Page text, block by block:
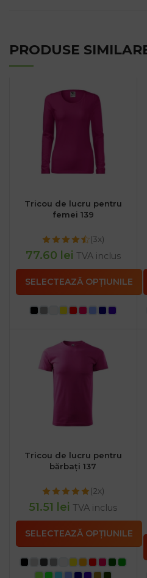
PRODUSE
Tricou de lucru pentru
femei 139
(3x)
77.60 lei TVA inclus
SELECTEAZĂ OPȚIUNILE
Tricou de lucru pentru
bărbați 137
(2x)
51.51 lei TVA inclus
SELECTEAZĂ OPȚIUNILE